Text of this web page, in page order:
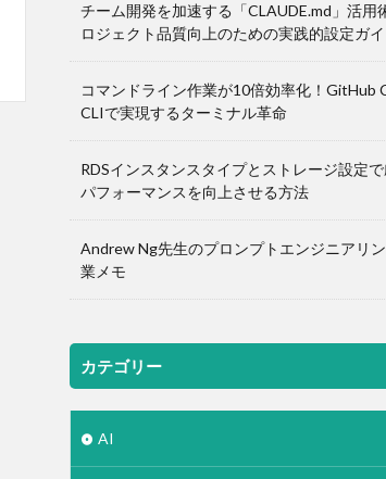
チーム開発を加速する「CLAUDE.md」活用
ロジェクト品質向上のための実践的設定ガイ
コマンドライン作業が10倍効率化！GitHub
CLIで実現するターミナル革命
RDSインスタンスタイプとストレージ設定
パフォーマンスを向上させる方法
Andrew Ng先生のプロンプトエンジニアリ
業メモ
カテゴリー
AI